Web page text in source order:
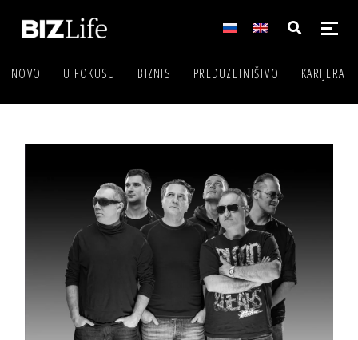
NOVO U FOKUSU BIZNIS PREDUZETNIŠTVO KARIJERA